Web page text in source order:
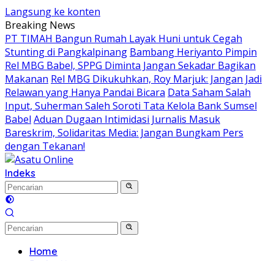
Langsung ke konten
Breaking News
PT TIMAH Bangun Rumah Layak Huni untuk Cegah
Stunting di Pangkalpinang Bambang Heriyanto Pimpin
Rel MBG Babel, SPPG Diminta Jangan Sekadar Bagikan
Makanan Rel MBG Dikukuhkan, Roy Marjuk: Jangan Jadi
Relawan yang Hanya Pandai Bicara Data Saham Salah
Input, Suherman Saleh Soroti Tata Kelola Bank Sumsel
Babel Aduan Dugaan Intimidasi Jurnalis Masuk
Bareskrim, Solidaritas Media: Jangan Bungkam Pers
dengan Tekanan!
Indeks
Home